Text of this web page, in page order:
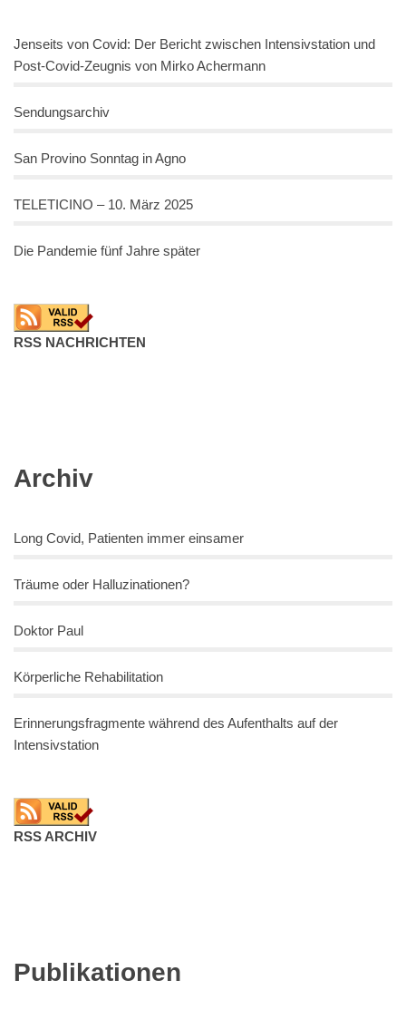
Jenseits von Covid: Der Bericht zwischen Intensivstation und
Post-Covid-Zeugnis von Mirko Achermann
Sendungsarchiv
San Provino Sonntag in Agno
TELETICINO – 10. März 2025
Die Pandemie fünf Jahre später
RSS NACHRICHTEN
Archiv
Long Covid, Patienten immer einsamer
Träume oder Halluzinationen?
Doktor Paul
Körperliche Rehabilitation
Erinnerungsfragmente während des Aufenthalts auf der
Intensivstation
RSS ARCHIV
Publikationen